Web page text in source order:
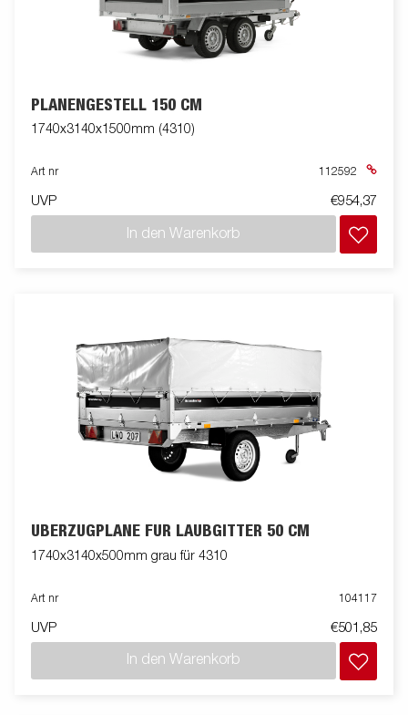
PLANENGESTELL 150 CM
1740x3140x1500mm (4310)
Art nr 112592
UVP €954,37
In den Warenkorb
ÜBERZUGPLANE FÜR LAUBGITTER 50 CM
1740x3140x500mm grau für 4310
Art nr 104117
UVP €501,85
In den Warenkorb